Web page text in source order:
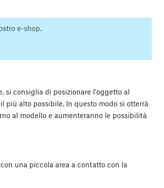
e-shop.
si consiglia di posizionare l'oggetto al
più alto possibile. In questo modo si otterrà
al modello e aumenteranno le possibilità
una piccola area a contatto con la